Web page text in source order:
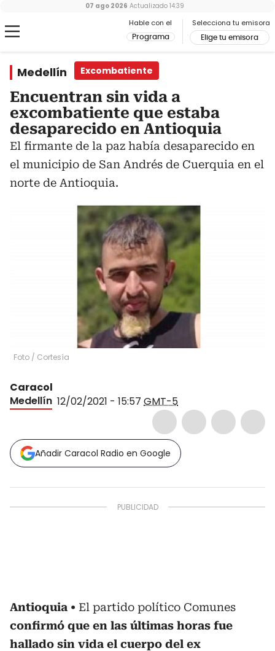
Hable con el
Programa
Selecciona tu emisora
Elige tu emisora
07 ago 2026 Actualizado 14:39
Medellín Excombatiente
Encuentran sin vida a
excombatiente que estaba
desaparecido en Antioquia
El firmante de la paz había desaparecido en
el municipio de San Andrés de Cuerquia en el
norte de Antioquia.
Foto / Cortesía
Caracol
Medellín 12/02/2021 - 15:57 GMT-5
Añadir Caracol Radio en Google
Antioquia
El partido político Comunes
confirmó que en las últimas horas fue
hallado sin vida el cuerpo del ex